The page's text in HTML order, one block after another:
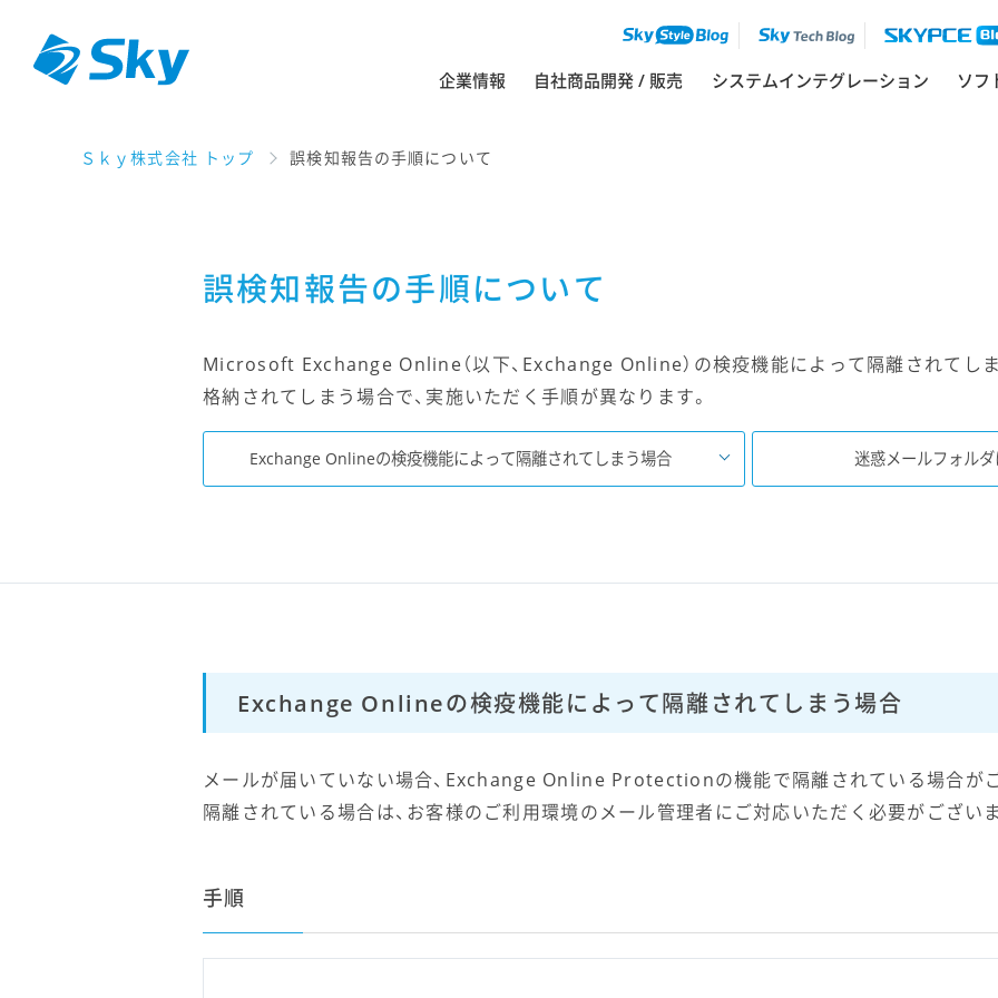
企業情報 自社商品開発 / 販売 システムインテグレーション ソフ
Ｓｋｙ株式会社 トップ 誤検知報告の手順について
誤検知報告の手順について
Microsoft Exchange Online（以下、Exchange Online）の検疫機能によって隔離されてし
格納されてしまう場合で、実施いただく手順が異なります。
Exchange Onlineの検疫機能によって隔離されてしまう場合 迷惑メールフォル
Exchange Onlineの検疫機能によって隔離されてしまう場合
メールが届いていない場合、Exchange Online Protectionの機能で隔離されている場合がご
隔離されている場合は、お客様のご利用環境のメール管理者にご対応いただく必要がございま
手順